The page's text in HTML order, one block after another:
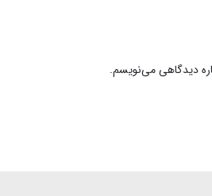
دیدگاهی می‌نویسم.